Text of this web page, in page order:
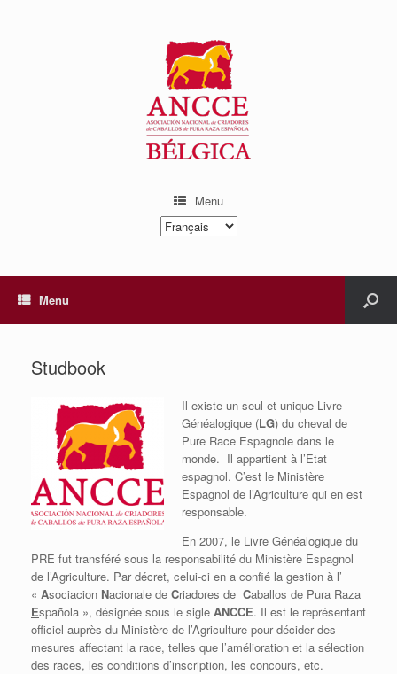
Menu
Choisir
une
Menu
Studbook
Il existe un seul et unique Livre
Généalogique (LG) du cheval de
Pure Race Espagnole dans le
monde. Il appartient à l’Etat
espagnol. C’est le Ministère
Espagnol de l’Agriculture qui en est
responsable.
En 2007, le Livre Généalogique du
PRE fut transféré sous la responsabilité du Ministère Espagnol
de l’Agriculture. Par décret, celui-ci en a confié la gestion à l’
« Asociacion Nacionale de Criadores de Caballos de Pura Raza
Española », désignée sous le sigle ANCCE. Il est le représentant
officiel auprès du Ministère de l’Agriculture pour décider des
mesures affectant la race, telles que l’amélioration et la sélection
des races, les conditions d’inscription, les concours, etc.